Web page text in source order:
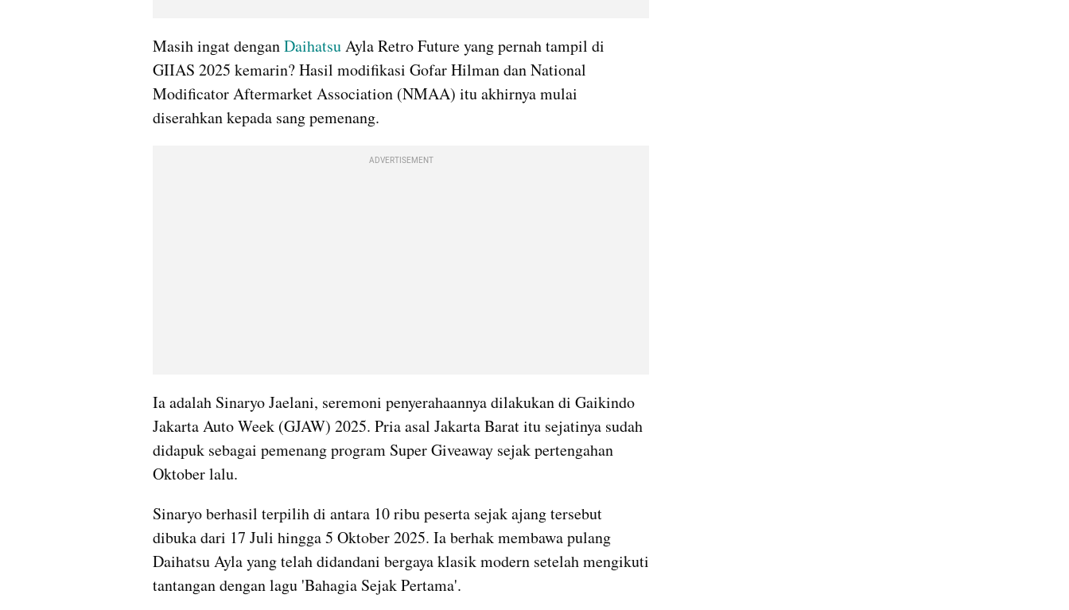
Masih ingat dengan Daihatsu Ayla Retro Future yang pernah tampil di
GIIAS 2025 kemarin? Hasil modifikasi Gofar Hilman dan National
Modificator Aftermarket Association (NMAA) itu akhirnya mulai
diserahkan kepada sang pemenang.
ADVERTISEMENT
Ia adalah Sinaryo Jaelani, seremoni penyerahaannya dilakukan di Gaikindo
Jakarta Auto Week (GJAW) 2025. Pria asal Jakarta Barat itu sejatinya sudah
didapuk sebagai pemenang program Super Giveaway sejak pertengahan
Oktober lalu.
Sinaryo berhasil terpilih di antara 10 ribu peserta sejak ajang tersebut
dibuka dari 17 Juli hingga 5 Oktober 2025. Ia berhak membawa pulang
Daihatsu Ayla yang telah didandani bergaya klasik modern setelah mengikuti
tantangan dengan lagu 'Bahagia Sejak Pertama'.